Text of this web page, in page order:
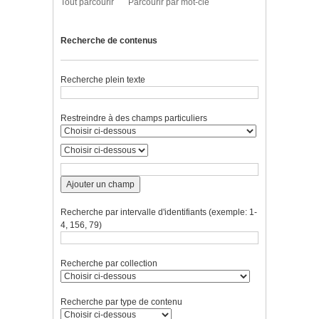
Tout parcourir Parcourir par mot-clé
Recherche de contenus
Recherche plein texte
Restreindre à des champs particuliers
Ajouter un champ
Recherche par intervalle d'identifiants (exemple: 1-
4, 156, 79)
Recherche par collection
Recherche par type de contenu